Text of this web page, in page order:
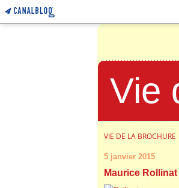
Vie
VIE DE LA BROCHURE
5 janvier 2015
Maurice